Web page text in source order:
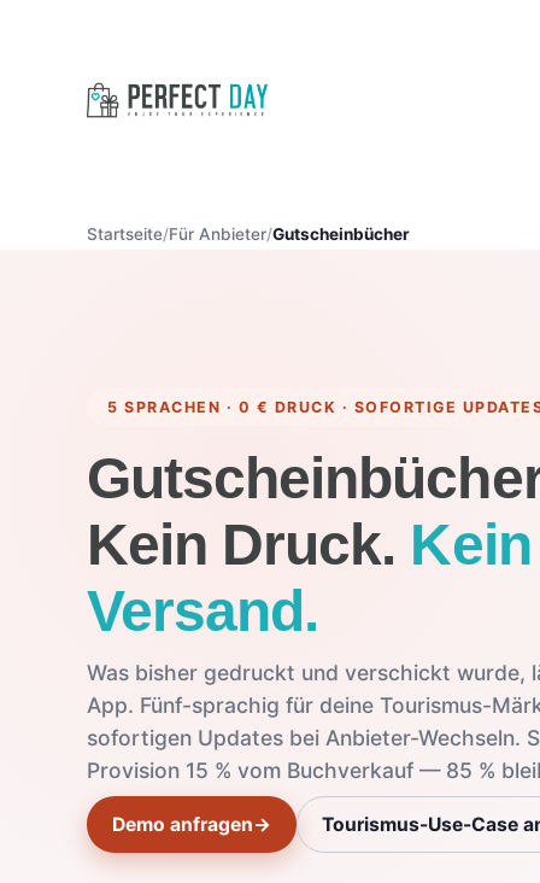
Startseite Für Anbieter Gutscheinbücher
5 SPRACHEN · 0 € DRUCK · SOFORTIGE
Kein Druck. Kein
Versand.
Was bisher gedruckt und verschickt wurde,
App. Fünf-sprachig für deine Tourismus-
sofortigen Updates bei Anbieter-Wechseln.
Provision 15 % vom Buchverkauf — 85 %
Demo anfragen→ Tourismus-Use-Case